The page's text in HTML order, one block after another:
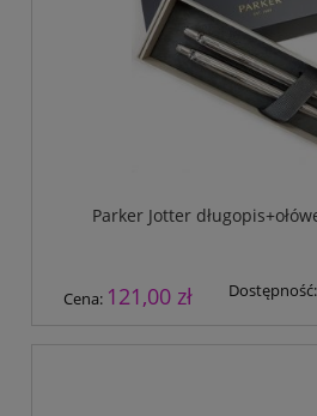
Parker Jotter
Cena: 121,00 zł Dostępność: